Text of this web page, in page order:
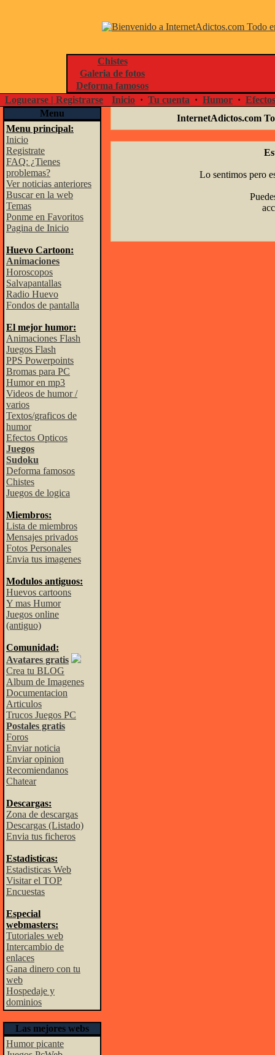
Chistes
Galeria de fotos
Deforma famosos
Loguearse | Registrarse
Inicio · Tu cuenta · Humor ·
Menu
Menu principal:
Inicio
Registrate
FAQ: ¿Tienes
problemas?
Ver noticias anteriores
Buscar en la web
Temas
Ponme en Favoritos
Pagina de Inicio
Huevo Cartoon:
Animaciones
Horoscopos
Salvapantallas
Radio Huevo
Fondos de pantalla
El mejor humor:
Animaciones Flash
Juegos Flash
PPS Powerpoints
Bromas para PC
Humor en mp3
Videos de humor /
varios
Textos/graficos de
humor
Efectos Opticos
Juegos
Sudoku
Deforma famosos
Chistes
Juegos de logica
Miembros:
Lista de miembros
Mensajes privados
Fotos Personales
Envia tus imagenes
Modulos antiguos:
Huevos cartoons
Y mas Humor
Juegos online
(antiguo)
Comunidad:
Avatares gratis
Crea tu BLOG
Album de Imagenes
Documentacion
Articulos
Trucos Juegos PC
Postales gratis
Foros
Enviar noticia
Enviar opinion
Recomiendanos
Chatear
Descargas:
Zona de descargas
Descargas (Listado)
Envia tus ficheros
Estadisticas:
Estadisticas Web
Visitar el TOP
Encuestas
Especial
webmasters:
Tutoriales web
Intercambio de
enlaces
Gana dinero con tu
web
Hospedaje y
dominios
Las mejores webs
Humor picante
InternetAdictos.com
Lo sentimos pero